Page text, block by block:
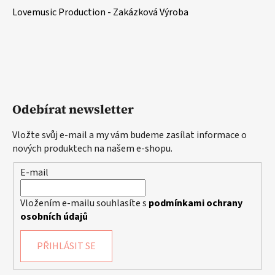
Lovemusic Production - Zakázková Výroba
Odebírat newsletter
Vložte svůj e-mail a my vám budeme zasílat informace o
nových produktech na našem e-shopu.
E-mail
Vložením e-mailu souhlasíte s podmínkami ochrany
osobních údajů
PŘIHLÁSIT SE